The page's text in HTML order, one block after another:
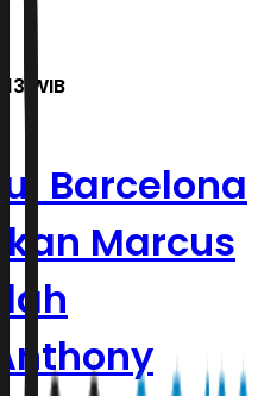
WIB
Barcelona
Marcus